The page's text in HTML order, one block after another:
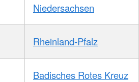
Niedersachsen
Rheinland-Pfalz
Badisches Rotes Kreuz